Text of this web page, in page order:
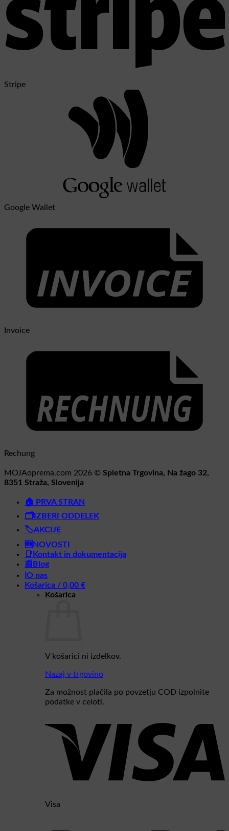
Stripe
Google Wallet
Invoice
Rechung
MOJAoprema.com 2026 © Spletna Trgovina, Na žago 32,
8351 Straža, Slovenija
🏠 PRVA STRAN
🗂️IZBERI ODDELEK
🏷️AKCIJE
🆕NOVOSTI
📑Kontakt in dokumentacija
📰Blog
ℹ️O nas
Košarica / 0,00 €
Košarica
V košarici ni izdelkov.
Nazaj v trgovino
Za možnost plačila po povzetju COD izpolnite
podatke v celoti.
Visa